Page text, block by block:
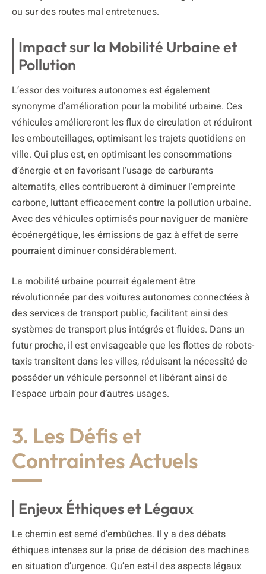
ou sur des routes mal entretenues.
Impact sur la Mobilité Urbaine et
Pollution
L’essor des voitures autonomes est également
synonyme d’amélioration pour la mobilité urbaine. Ces
véhicules amélioreront les flux de circulation et réduiront
les embouteillages, optimisant les trajets quotidiens en
ville. Qui plus est, en optimisant les consommations
d’énergie et en favorisant l’usage de carburants
alternatifs, elles contribueront à diminuer l’empreinte
carbone, luttant efficacement contre la pollution urbaine.
Avec des véhicules optimisés pour naviguer de manière
écoénergétique, les émissions de gaz à effet de serre
pourraient diminuer considérablement.
La mobilité urbaine pourrait également être
révolutionnée par des voitures autonomes connectées à
des services de transport public, facilitant ainsi des
systèmes de transport plus intégrés et fluides. Dans un
futur proche, il est envisageable que les flottes de robots-
taxis transitent dans les villes, réduisant la nécessité de
posséder un véhicule personnel et libérant ainsi de
l’espace urbain pour d’autres usages.
3. Les Défis et
Contraintes Actuels
Enjeux Éthiques et Légaux
Le chemin est semé d’embûches. Il y a des débats
éthiques intenses sur la prise de décision des machines
en situation d’urgence. Qu’en est-il des aspects légaux